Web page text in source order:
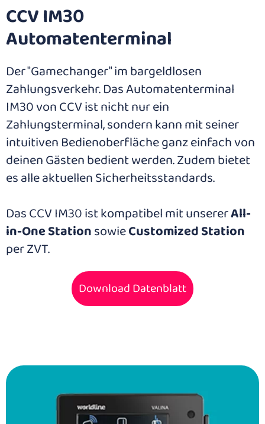
CCV IM30
Automaten­terminal
Der "Gamechanger" im bargeldlosen
Zahlungsverkehr. Das Automatenterminal
IM30 von CCV ist nicht nur ein
Zahlungsterminal, sondern kann mit seiner
intuitiven Bedienoberfläche ganz einfach von
deinen Gästen bedient werden. Zudem bietet
es alle aktuellen Sicherheitsstandards.
Das CCV IM30 ist kompatibel mit unsererAll-
in-One StationsowieCustomized Station
per ZVT.
Download Datenblatt